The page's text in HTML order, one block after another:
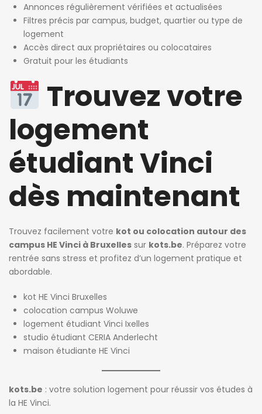
Annonces régulièrement vérifiées et actualisées
Filtres précis par campus, budget, quartier ou type de
logement
Accès direct aux propriétaires ou colocataires
Gratuit pour les étudiants
Trouvez votre
logement
étudiant Vinci
dès maintenant
Trouvez facilement votre kot ou colocation autour des
campus HE Vinci à Bruxelles sur kots.be. Préparez votre
rentrée sans stress et profitez d’un logement pratique et
abordable.
kot HE Vinci Bruxelles
colocation campus Woluwe
logement étudiant Vinci Ixelles
studio étudiant CERIA Anderlecht
maison étudiante HE Vinci
kots.be : votre solution logement pour réussir vos études à
la HE Vinci.